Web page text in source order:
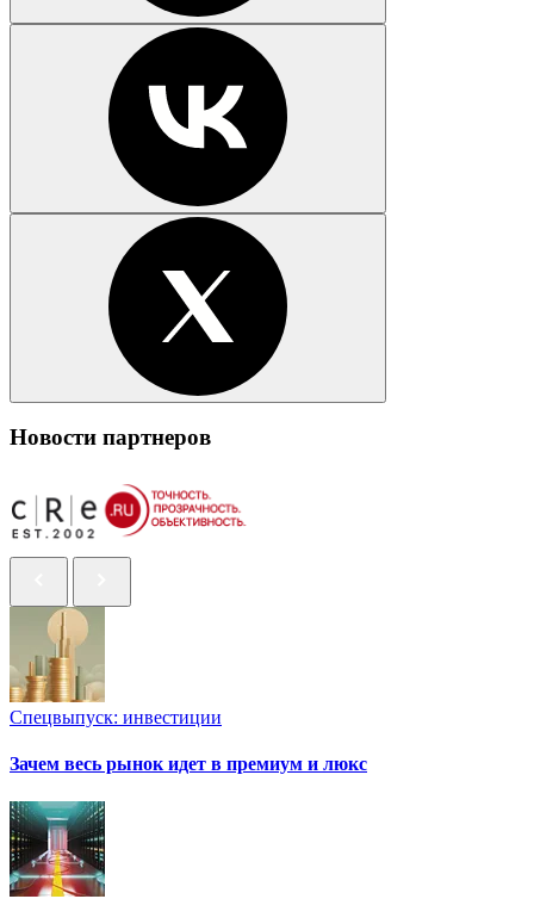
Новости партнеров
Спецвыпуск: инвестиции
Зачем весь рынок идет в премиум и люкс